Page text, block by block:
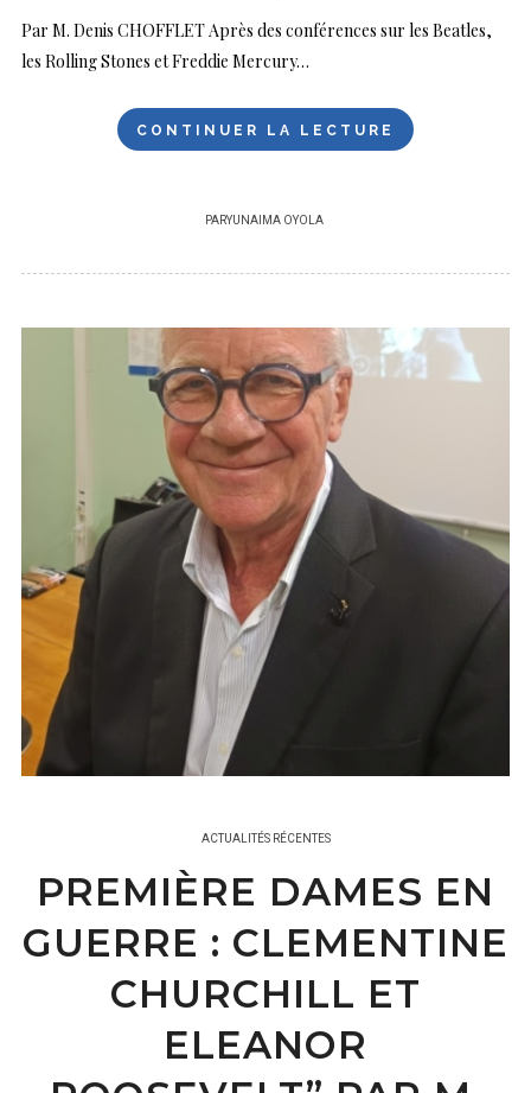
Par M. Denis CHOFFLET Après des conférences sur les Beatles,
les Rolling Stones et Freddie Mercury…
CONTINUER LA LECTURE
PARYUNAIMA OYOLA
ACTUALITÉS RÉCENTES
PREMIÈRE DAMES EN
GUERRE : CLEMENTINE
CHURCHILL ET
ELEANOR